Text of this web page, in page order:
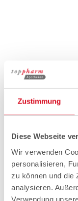
Zustimmung
Diese Webseite
Wir verwenden
personalisieren,
zu können und die
analysieren.
Verwendung